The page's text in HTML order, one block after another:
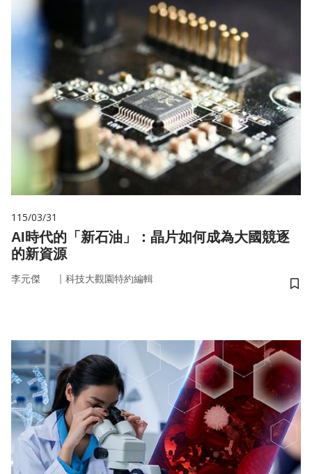
115/03/31
AI時代的「新石油」：晶片如何成為大國競逐
的新資源
李元傑 ｜ 科技大觀園特約編輯
儲